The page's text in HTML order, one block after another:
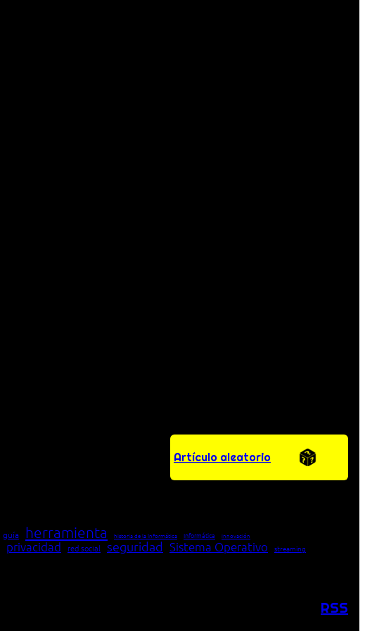
Artículo aleatorio
guía herramienta historia de la Informática Informática innovación
privacidad red social seguridad Sistema Operativo streaming
RSS